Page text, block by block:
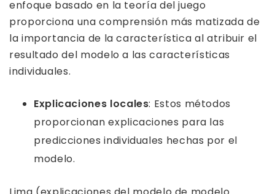
enfoque basado en la teoría del juego
proporciona una comprensión más matizada de
la importancia de la característica al atribuir el
resultado del modelo a las características
individuales.
Explicaciones locales: Estos métodos
proporcionan explicaciones para las
predicciones individuales hechas por el
modelo.